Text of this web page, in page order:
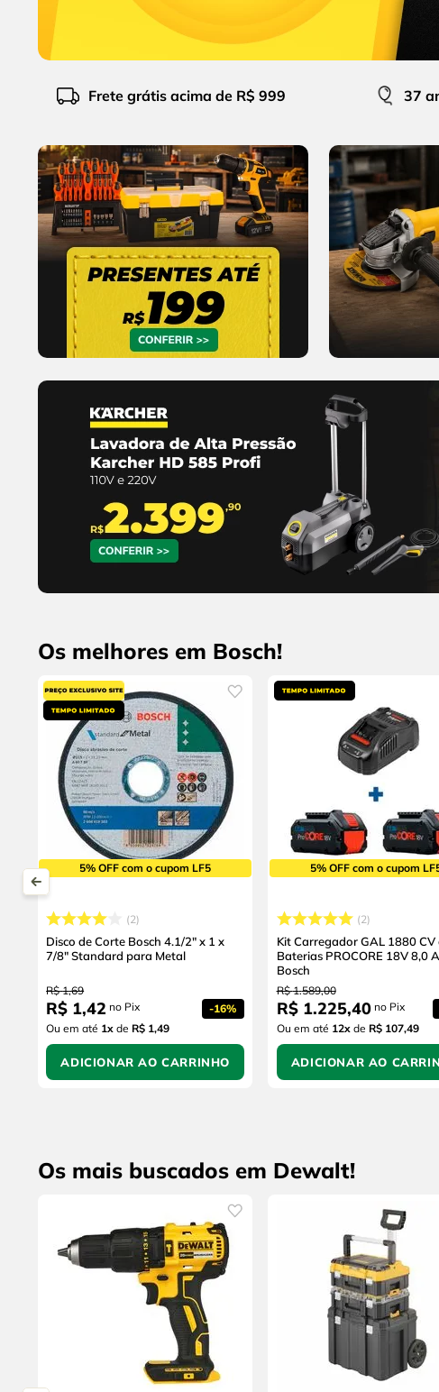
Frete grátis acima de R$ 999 37
Os melhores em Bosch!
5% OFF com o cupom LF5
2
Disco de Corte Bosch 4.1/2" x 1 x
7/8" Standard para Metal
R$ 1,69
R$ 1,42 no Pix -16%
Ou em até 1x de R$ 1,49
ADICIONAR AO CARRINHO
5% OFF com o cupom
2
Kit Carregador GAL 1880 CV
Baterias PROCORE 18V 8,0
Bosch
R$ 1.589,00
R$ 1.225,40no Pix
Ou em até 12xde R$ 107,49
ADICIONAR AO
Os mais buscados em Dewalt!